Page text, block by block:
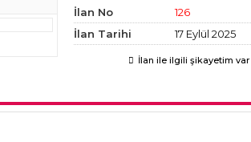
İlan No
126
İlan Tarihi
17 Eylül 2025
İlan ile ilgili şikayetim var